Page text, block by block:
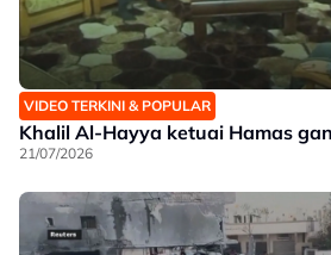
VIDEO TERKINI & POPULAR
Khalil Al-Hayya ketuai Hamas
21/07/2026